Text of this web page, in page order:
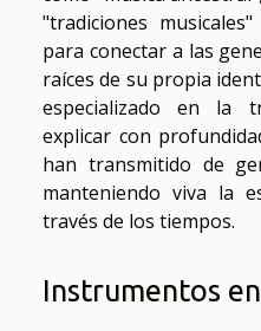
"tradiciones
para conectar a las
raíces de su propia
especializado en la
explicar con
han transmitido de
manteniendo viva la
través de los tiempos.
Instrumentos